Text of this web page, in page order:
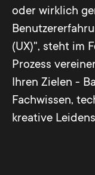
oder wirklich
(UX)", steht im
Prozess
Ihren Zielen -
Fachwissen,
kreative